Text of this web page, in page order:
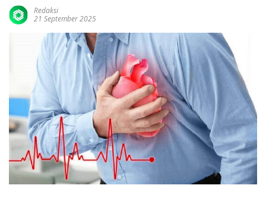
Redaksi
21 September 2025